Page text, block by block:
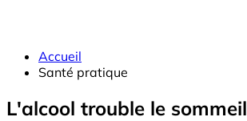
Accueil
Santé pratique
L'alcool trouble le sommeil